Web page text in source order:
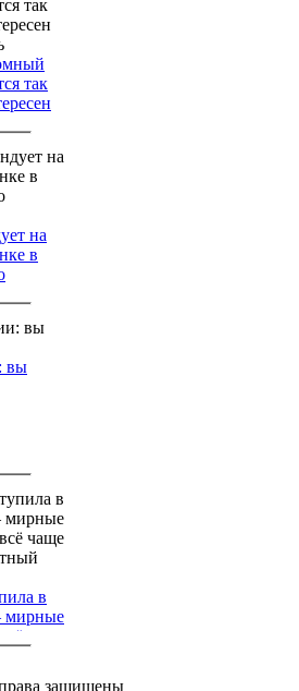
так
на
в
вы
в
мирные
чаще
защищены